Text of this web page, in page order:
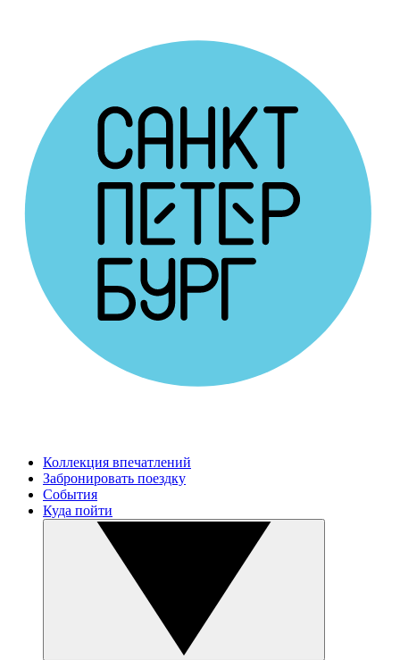
Коллекция впечатлений
Забронировать поездку
События
Куда пойти